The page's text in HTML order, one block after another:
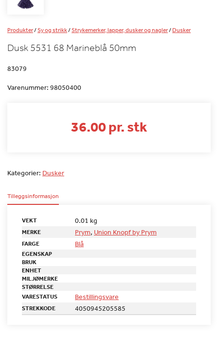
Produkter/Sy og strikk/Strykemerker, lapper, dusker og nagler/Dusker
Dusk 5531 68 Marineblå 50mm
83079
Varenummer: 98050400
36.00 pr. stk
Kategorier: Dusker
Tilleggsinformasjon
VEKT 0.01 kg
MERKE Prym, Union Knopf by Prym
FARGE Blå
EGENSKAP
BRUK
ENHET
MILJØMERKE
STØRRELSE
VARESTATUS
Bestillingsvare
STREKKODE 4050945205585